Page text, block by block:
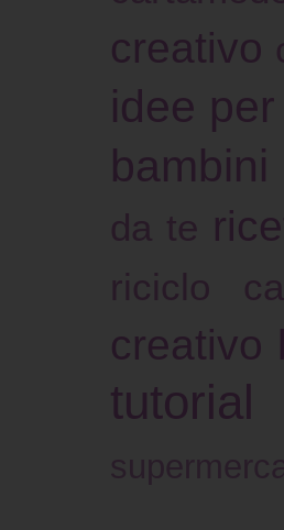
creativo
idee
bambini
da te
riciclo
creativo
tutorial